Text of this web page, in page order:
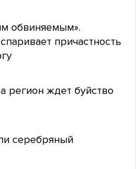
обвиняемым».
причастность
регион ждет буйство
серебряный